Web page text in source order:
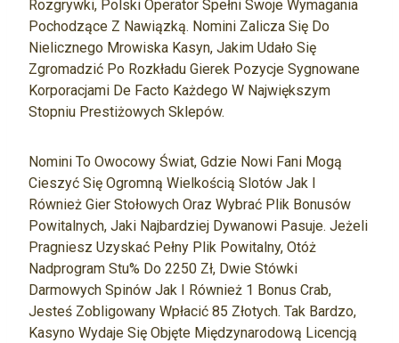
Rozgrywki, Polski Operator Spełni Swoje Wymagania
Pochodzące Z Nawiązką. Nomini Zalicza Się Do
Nielicznego Mrowiska Kasyn, Jakim Udało Się
Zgromadzić Po Rozkładu Gierek Pozycje Sygnowane
Korporacjami De Facto Każdego W Największym
Stopniu Prestiżowych Sklepów.
Nomini To Owocowy Świat, Gdzie Nowi Fani Mogą
Cieszyć Się Ogromną Wielkością Slotów Jak I
Również Gier Stołowych Oraz Wybrać Plik Bonusów
Powitalnych, Jaki Najbardziej Dywanowi Pasuje. Jeżeli
Pragniesz Uzyskać Pełny Plik Powitalny, Otóż
Nadprogram Stu% Do 2250 Zł, Dwie Stówki
Darmowych Spinów Jak I Również 1 Bonus Crab,
Jesteś Zobligowany Wpłacić 85 Złotych. Tak Bardzo,
Kasyno Wydaje Się Objęte Międzynarodową Licencją